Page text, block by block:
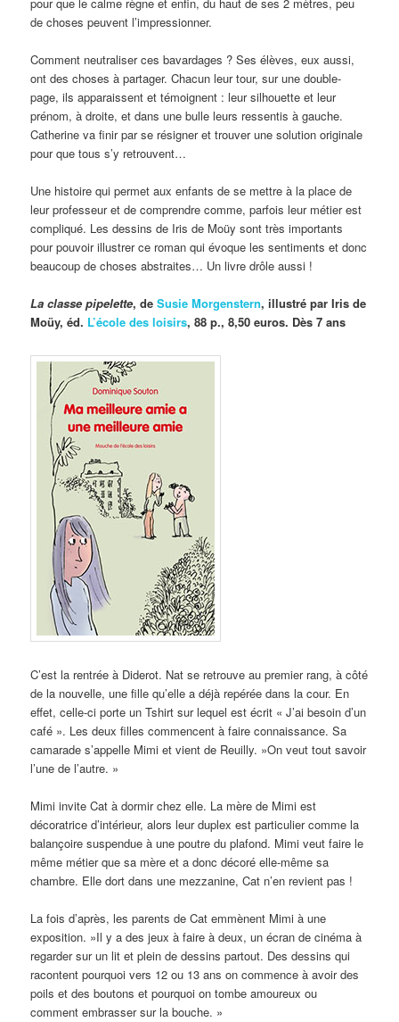
de choses peuvent l’impressionner.
Comment neutraliser ces bavardages ? Ses élèves, eux aussi,
ont des choses à partager. Chacun leur tour, sur une double-
page, ils apparaissent et témoignent : leur silhouette et leur
prénom, à droite, et dans une bulle leurs ressentis à gauche.
Catherine va finir par se résigner et trouver une solution originale
pour que tous s’y retrouvent…
Une histoire qui permet aux enfants de se mettre à la place de
leur professeur et de comprendre comme, parfois leur métier est
compliqué. Les dessins de Iris de Moüy sont très importants
pour pouvoir illustrer ce roman qui évoque les sentiments et donc
beaucoup de choses abstraites… Un livre drôle aussi !
La classe pipelette, deSusie Morgenstern, illustré par Iris de
Moüy, éd. L’école des loisirs, 88 p., 8,50 euros. Dès 7 ans
C’est la rentrée à Diderot. Nat se retrouve au premier rang, à côté
de la nouvelle, une fille qu’elle a déjà repérée dans la cour. En
effet, celle-ci porte un Tshirt sur lequel est écrit « J’ai besoin d’un
café ». Les deux filles commencent à faire connaissance. Sa
camarade s’appelle Mimi et vient de Reuilly. »On veut tout savoir
l’une de l’autre. »
Mimi invite Cat à dormir chez elle. La mère de Mimi est
décoratrice d’intérieur, alors leur duplex est particulier comme la
balançoire suspendue à une poutre du plafond. Mimi veut faire le
même métier que sa mère et a donc décoré elle-même sa
chambre. Elle dort dans une mezzanine, Cat n’en revient pas !
La fois d’après, les parents de Cat emmènent Mimi à une
exposition. »Il y a des jeux à faire à deux, un écran de cinéma à
regarder sur un lit et plein de dessins partout. Des dessins qui
racontent pourquoi vers 12 ou 13 ans on commence à avoir des
poils et des boutons et pourquoi on tombe amoureux ou
comment embrasser sur la bouche. »